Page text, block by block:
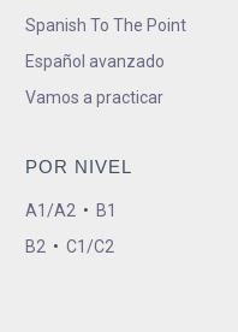
Spanish To The Point
Español avanzado
Vamos a practicar
POR NIVEL
A1/A2 • B1
B2 • C1/C2